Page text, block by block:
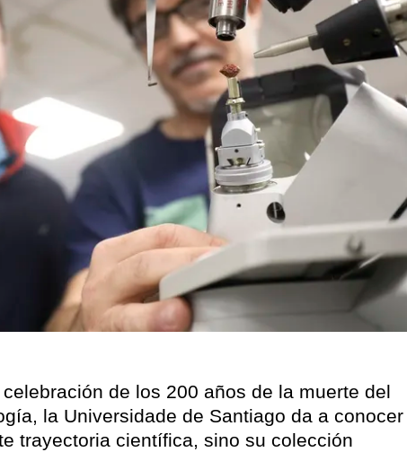
de los 200 años de la muerte del
la Universidade de Santiago da a conocer
trayectoria científica, sino su colección